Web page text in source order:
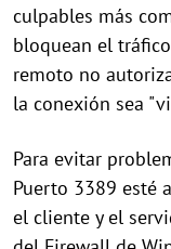
culpables más
bloquean el
remoto no
la conexión sea
Para evitar
Puerto 3389 esté
el cliente y el